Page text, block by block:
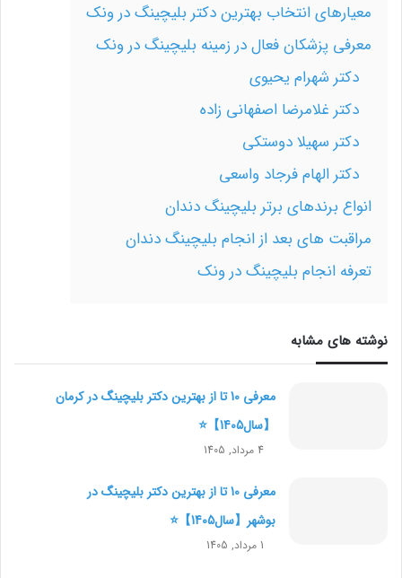
معیارهای انتخاب بهترین دکتر بلیچینگ در ونک
معرفی پزشکان فعال در زمینه بلیچینگ در ونک
دکتر شهرام یحیوی
دکتر غلامرضا اصفهانی زاده
دکتر سهیلا دوستکی
دکتر الهام فرجاد واسعی
انواع برندهای برتر بلیچینگ دندان
مراقبت های بعد از انجام بلیچینگ دندان
تعرفه انجام بلیچینگ در ونک
نوشته های مشابه
معرفی 10 تا از بهترین دکتر بلیچینگ در کرمان
【سال1405】⭐
4 مرداد, 1405
معرفی 10 تا از بهترین دکتر بلیچینگ در
بوشهر【سال1405】⭐
1 مرداد, 1405